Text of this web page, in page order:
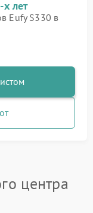
лет
Eufy S330 в
центра